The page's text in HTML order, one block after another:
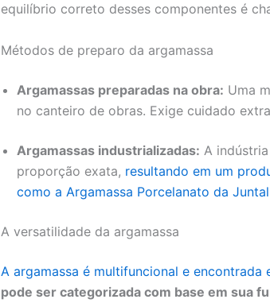
equilíbrio correto desses componentes é
Métodos de preparo da argamassa
Argamassas preparadas na obra: Uma
no canteiro de obras. Exige cuidado
Argamassas industrializadas: A
proporção exata, resultando em um
como a Argamassa Porcelanato da
A versatilidade da argamassa
A argamassa é multifuncional e
pode ser categorizada com base em sua